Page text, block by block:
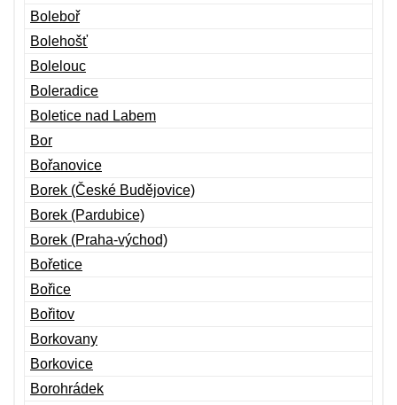
Boleboř
Bolehošť
Bolelouc
Boleradice
Boletice nad Labem
Bor
Bořanovice
Borek (České Budějovice)
Borek (Pardubice)
Borek (Praha-východ)
Bořetice
Bořice
Bořitov
Borkovany
Borkovice
Borohrádek